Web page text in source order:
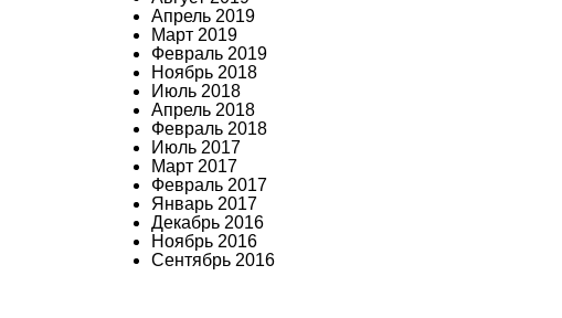
Апрель 2019
Март 2019
Февраль 2019
Ноябрь 2018
Июль 2018
Апрель 2018
Февраль 2018
Июль 2017
Март 2017
Февраль 2017
Январь 2017
Декабрь 2016
Ноябрь 2016
Сентябрь 2016